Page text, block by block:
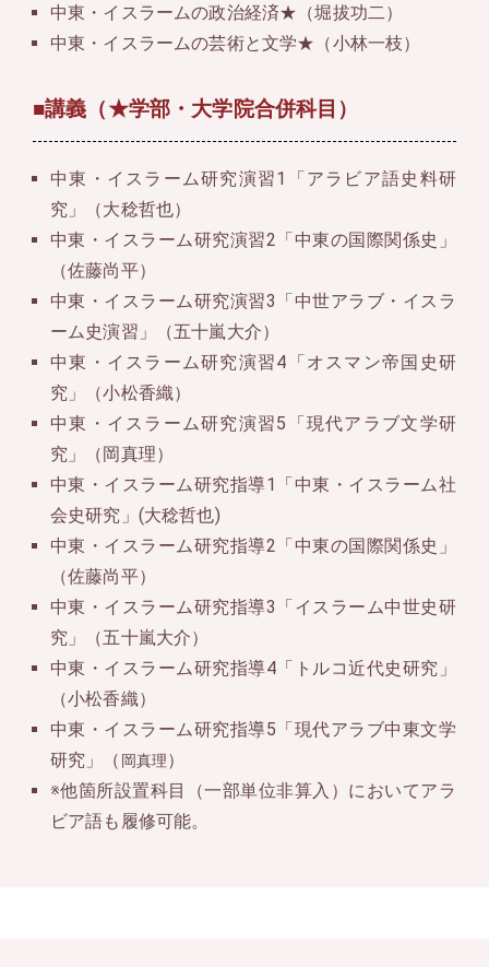
中東・イスラームの政治経済★（堀拔功二）
中東・イスラームの芸術と文学★（小林一枝）
■講義（★学部・大学院合併科目）
中東・イスラーム研究演習1「アラビア語史料研
究」（大稔哲也）
中東・イスラーム研究演習2「中東の国際関係史」
（佐藤尚平）
中東・イスラーム研究演習3「中世アラブ・イスラ
ーム史演習」（五十嵐大介）
中東・イスラーム研究演習4「オスマン帝国史研
究」（小松香織）
中東・イスラーム研究演習5「現代アラブ文学研
究」（岡真理）
中東・イスラーム研究指導1「中東・イスラーム社
会史研究」(大稔哲也)
中東・イスラーム研究指導2「中東の国際関係史」
（佐藤尚平）
中東・イスラーム研究指導3「イスラーム中世史研
究」（五十嵐大介）
中東・イスラーム研究指導4「トルコ近代史研究」
（小松香織）
中東・イスラーム研究指導5「現代アラブ中東文学
研究」（ 岡真理）
※他箇所設置科目（一部単位非算入）においてアラ
ビア語も履修可能。